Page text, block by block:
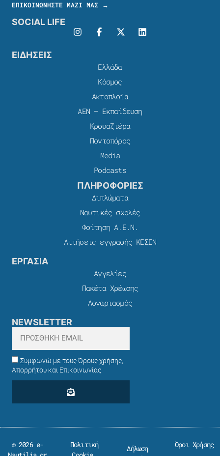
ΕΠΙΚΟΙΝΩΝΗΣΤΕ ΜΑΖΙ ΜΑΣ →
SOCIAL LIFE
ΕΙΔΗΣΕΙΣ
Ελλάδα
Κόσμος
Ακτοπλοϊα
ΑΕΝ – Εκπαίδευση
Κρουαζιέρα
Ποντοπόρος
Media
Podcasts
ΠΛΗΡΟΦΟΡΙΕΣ
Διπλώματα
Ναυτικές σχολές
Φοίτηση Α.Ε.Ν.
Αιτήσεις εγγραφής ΚΕΣΕΝ
ΕΡΓΑΣΙΑ
Αγγελίες
Πακέτα Χρέωσης​
Λογαριασμός
NEWSLETTER
Συμφωνώ με τους Όρους χρήσης,
Απορρήτου και Επικοινωνίας
© 2026 e-
Πολιτική
Δήλωση
Όροι Χρήσης